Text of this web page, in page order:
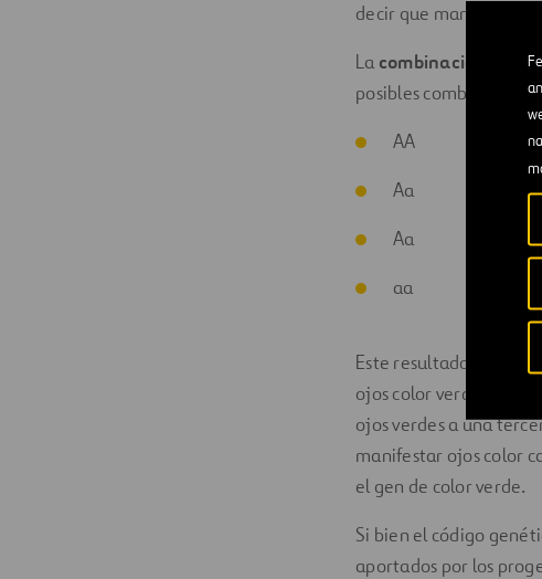
decir que manifiestan
La combinación de
posibles
AA
Aa
Aa
aa
Este resultado
ojos color verde y
ojos verdes a una
manifestar ojos color
el gen de color verde.
Si bien el código
aportados por los